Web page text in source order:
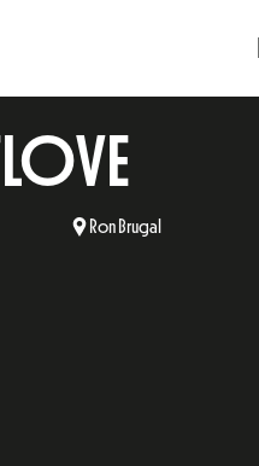
Ron Brugal